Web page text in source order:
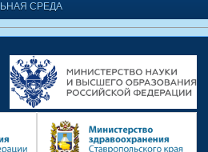
СРЕДА